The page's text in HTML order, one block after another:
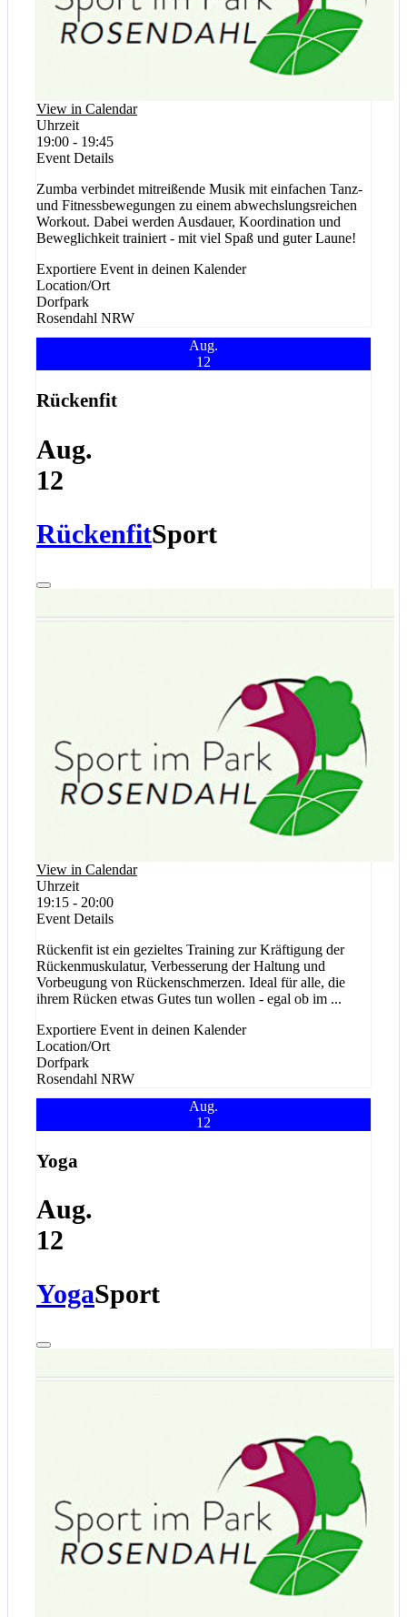
View in Calendar
Uhrzeit
19:00 - 19:45
Event Details
Zumba verbindet mitreißende Musik mit einfachen Tanz-
und Fitnessbewegungen zu einem abwechslungsreichen
Workout. Dabei werden Ausdauer, Koordination und
Beweglichkeit trainiert - mit viel Spaß und guter Laune!
Exportiere Event in deinen Kalender
Location/Ort
Dorfpark
Rosendahl NRW
Aug.
12
Rückenfit
Aug.
12
RückenfitSport
View in Calendar
Uhrzeit
19:15 - 20:00
Event Details
Rückenfit ist ein gezieltes Training zur Kräftigung der
Rückenmuskulatur, Verbesserung der Haltung und
Vorbeugung von Rückenschmerzen. Ideal für alle, die
ihrem Rücken etwas Gutes tun wollen - egal ob im ...
Exportiere Event in deinen Kalender
Location/Ort
Dorfpark
Rosendahl NRW
Aug.
12
Yoga
Aug.
12
YogaSport